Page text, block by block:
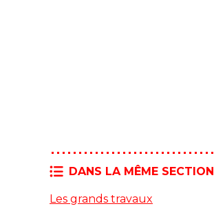
DANS LA MÊME SECTION
Les grands travaux